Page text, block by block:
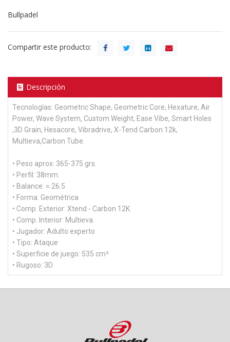
Bullpadel
Compartir este producto:
Descripción
Tecnologías: Geometric Shape, Geometric Core, Hexature, Air
Power, Wave System, Custom Weight, Ease Vibe, Smart Holes
,3D Grain, Hesacore, Vibradrive, X-Tend Carbon 12k,
Multieva,Carbon Tube.
• Peso aprox: 365-375 grs.
• Perfil: 38mm.
• Balance: ≈ 26.5
• Forma: Geométrica
• Comp. Exterior: Xtend - Carbon 12K.
• Comp. Interior: Multieva.
• Jugador: Adulto experto
• Tipo: Ataque
• Superficie de juego: 535 cm²
• Rugoso: 3D